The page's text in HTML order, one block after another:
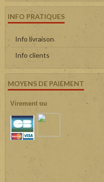
INFO PRATIQUES
Info livraison
Info clients
MOYENS DE PAIEMENT
Virement ou